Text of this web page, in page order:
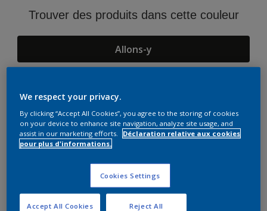
Trouver des produits dans cette couleur
Allons-y
Suggestions d'Harmonies
We respect your privacy.
By clicking “Accept All Cookies”, you agree to the storing of cookies
on your device to enhance site navigation, analyze site usage, and
assist in our marketing efforts.
Déclaration relative aux cookies
pour plus d'informations.
Cookies Settings
Reject All
Accept All Cookies